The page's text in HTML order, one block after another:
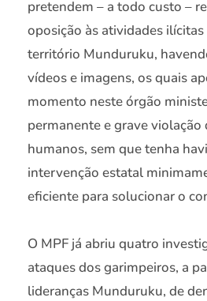
pretendem – a todo custo –
oposição às atividades
território Munduruku,
vídeos e imagens, os quais
momento neste órgão
permanente e grave violação
humanos, sem que tenha
intervenção estatal
eficiente para solucionar o
O MPF já abriu quatro
ataques dos garimpeiros, a
lideranças Munduruku, de